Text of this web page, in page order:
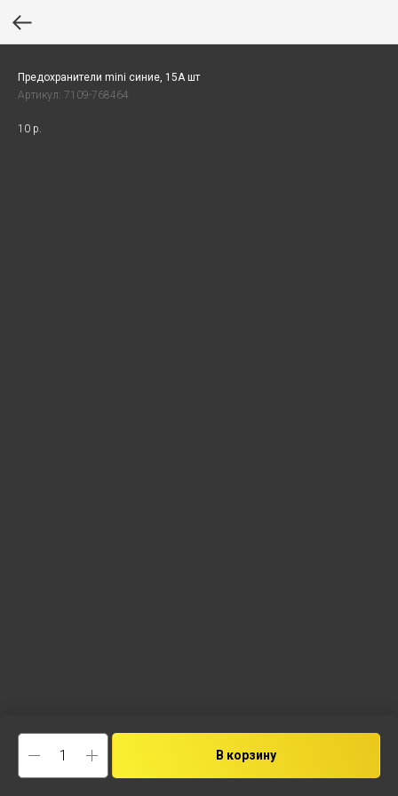
Предохранители mini синие, 15А шт
Артикул: 7109-768464
10 р.
В корзину